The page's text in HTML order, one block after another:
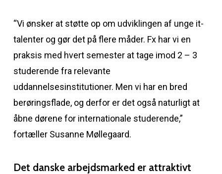
“Vi ønsker at støtte op om udviklingen af unge it-
talenter og gør det på flere måder. Fx har vi en
praksis med hvert semester at tage imod 2 – 3
studerende fra relevante
uddannelsesinstitutioner. Men vi har en bred
berøringsflade, og derfor er det også naturligt at
åbne dørene for internationale studerende,”
fortæller Susanne Møllegaard.
Det danske arbejdsmarked er attraktivt